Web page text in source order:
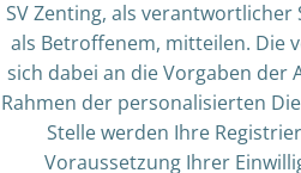
SV Zenting, als verantwortlicher
als Betroffenem, mitteilen. Die
sich dabei an die Vorgaben der
Rahmen der personalisierten
Stelle werden Ihre
Voraussetzung Ihrer